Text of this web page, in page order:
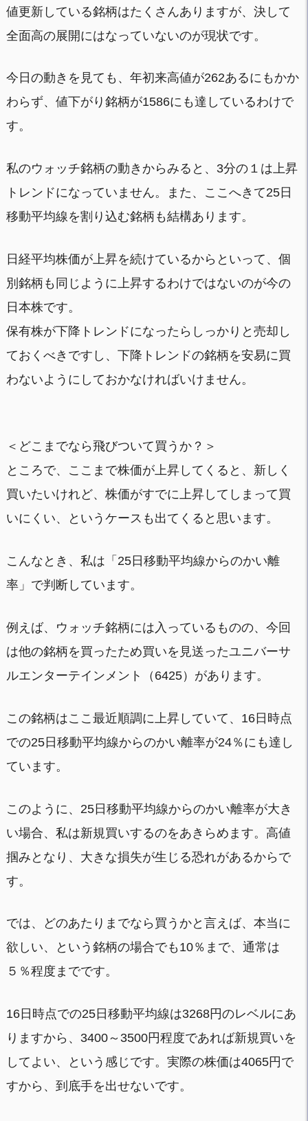
値更新している銘柄はたくさんありますが、決して
全面高の展開にはなっていないのが現状です。
今日の動きを見ても、年初来高値が262あるにもかか
わらず、値下がり銘柄が1586にも達しているわけで
す。
私のウォッチ銘柄の動きからみると、3分の１は上昇
トレンドになっていません。また、ここへきて25日
移動平均線を割り込む銘柄も結構あります。
日経平均株価が上昇を続けているからといって、個
別銘柄も同じように上昇するわけではないのが今の
日本株です。
保有株が下降トレンドになったらしっかりと売却し
ておくべきですし、下降トレンドの銘柄を安易に買
わないようにしておかなければいけません。
＜どこまでなら飛びついて買うか？＞
ところで、ここまで株価が上昇してくると、新しく
買いたいけれど、株価がすでに上昇してしまって買
いにくい、というケースも出てくると思います。
こんなとき、私は「25日移動平均線からのかい離
率」で判断しています。
例えば、ウォッチ銘柄には入っているものの、今回
は他の銘柄を買ったため買いを見送ったユニバーサ
ルエンターテインメント（6425）があります。
この銘柄はここ最近順調に上昇していて、16日時点
での25日移動平均線からのかい離率が24％にも達し
ています。
このように、25日移動平均線からのかい離率が大き
い場合、私は新規買いするのをあきらめます。高値
掴みとなり、大きな損失が生じる恐れがあるからで
す。
では、どのあたりまでなら買うかと言えば、本当に
欲しい、という銘柄の場合でも10％まで、通常は
５％程度までです。
16日時点での25日移動平均線は3268円のレベルにあ
りますから、3400～3500円程度であれば新規買いを
してよい、という感じです。実際の株価は4065円で
すから、到底手を出せないです。